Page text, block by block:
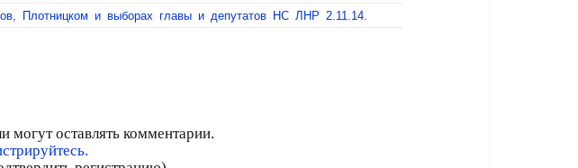
Плотницком и выборах главы и депутатов НС ЛНР 2.11.14.
могут оставлять комментарии.